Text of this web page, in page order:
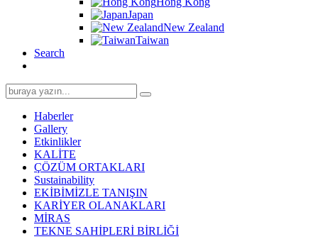
Japan
New Zealand
Taiwan
Search
Search
for:
Haberler
Gallery
Etkinlikler
KALİTE
ÇÖZÜM ORTAKLARI
Sustainability
EKİBİMİZLE TANIŞIN
KARİYER OLANAKLARI
MİRAS
TEKNE SAHİPLERİ BİRLİĞİ